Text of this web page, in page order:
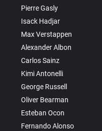
Pierre Gasly
Isack Hadjar
Max Verstappen
Alexander Albon
Carlos Sainz
Kimi Antonelli
George Russell
Oliver Bearman
Esteban Ocon
Fernando Alonso